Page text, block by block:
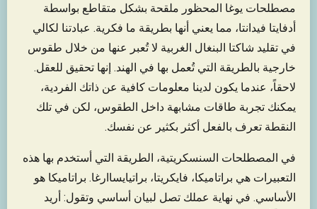
مصطلحات يوغا المحظور ملقحة بشكل متقاطع بواسطة
أدفايتا فيدانتا، مما يعني أنها بطريقة ما فكرية. عبادتنا لكالي
في تقليد شاكتا البنغال الغربية لا تُعبر عنها من خلال طقوس
خارجية بالطريقة التي تُعمل بها في الهند. إنها تحقيق للعقل.
لاحقاً، عندما يكون لدينا معلومات كافية عن ذاتك الفردية،
يمكنك تجربة طاقات مشابهة داخل الطقوس، لكن في تلك
النقطة تعرف بالفعل أكثر بكثير عن نفسك.
في المصطلحات السنسكريتية، الطريقة التي أستخدم بها هذه
التعبيرات هي براتاميكا، فايكريتا، براتيايساارغا. براتاميكا هو
الأساسي. في نهاية عملك تصل لبيان أساسي وتقول: أريد